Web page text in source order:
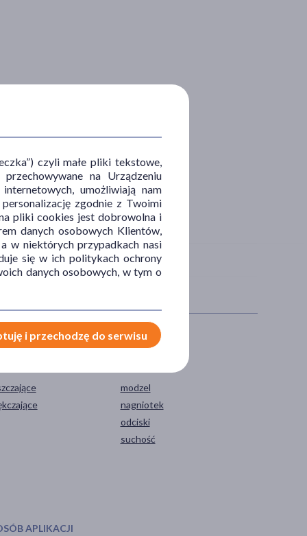
modzel
nagniotek
odciski
suchość
APLIKACJI
czyli małe pliki tekstowe,
na Urządzeniu
umożliwiają nam
zgodnie z Twoimi
pliki cookies jest dobrowolna i
danych osobowych Klientów,
w niektórych przypadkach nasi
się w ich politykach ochrony
danych osobowych, w tym o
i przechodzę do serwisu